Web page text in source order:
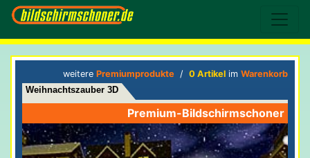
weitere Premiumprodukte / 0 Artikel im Warenkorb
Weihnachtszauber 3D
Premium-Bildschirmschoner